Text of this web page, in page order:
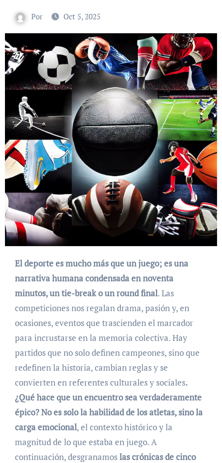
Por Oct 5, 2025
El deporte es mucho más que un juego; es una
narrativa humana condensada en noventa
minutos, un tie-break o un round final. Las
competiciones nos regalan drama, pasión y, en
ocasiones, eventos que trascienden el marcador
para incrustarse en la memoria colectiva. Hay
partidos que no solo definen campeones, sino que
redefinen la historia, cambian reglas y se
convierten en referentes culturales y sociales.
¿Qué hace que un encuentro sea verdaderamente
épico? No es solo la habilidad de los atletas, sino la
carga emocional, el contexto histórico y la
magnitud de lo que estaba en juego. A
continuación, desgranamoslas crónicas de cinco